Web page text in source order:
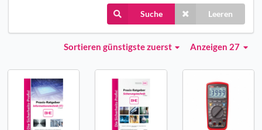
Suche Leeren
Anzeigen 27
Sortieren günstigste zuerst